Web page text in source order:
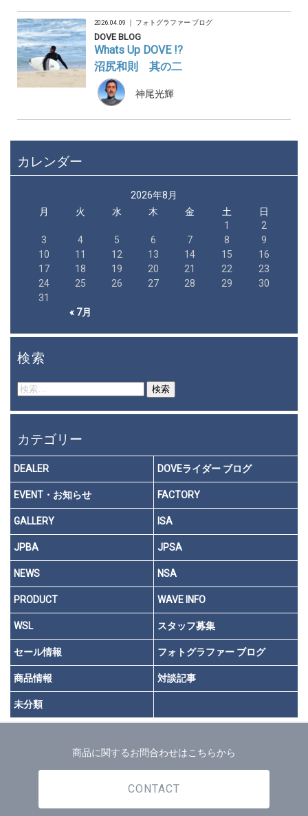
2026.04.09 ｜ フォトグラファー ブログ
DOVE BLOG
Whats Up DOVE !?
沼尻和則 其の二
神尾光輝
カレンダー
2026年8月
月
火 水 木 金 土 日
« 7月
1
2
3
4 5 6 7 8
9
10
11 12 13 14 15
16
17
18 19 20 21 22
23
24
25 26 27 28 29
30
31
検索
検
索:
カテゴリー
DEALER DOVEライダー ブログ
EVENT・お知らせ FACTORY
GALLERY ISA
JPBA JPSA
NEWS NSA
PRODUCT WAVE INFO
WSL スタッフ募集
セール情報 フォトグラファー ブログ
商品情報 対談記事
未分類
商品に関するお問合わせはこちらから
CONTACT